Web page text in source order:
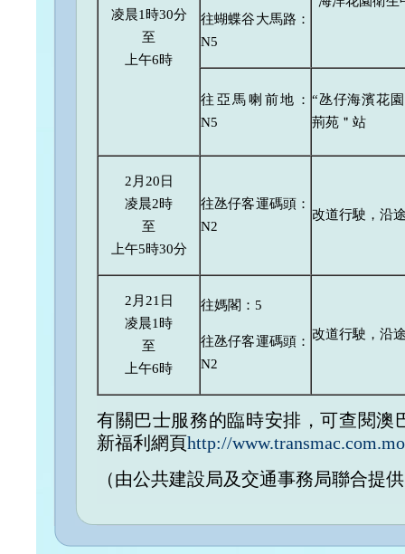
凌晨1時30分
至
上午6時
往蝴蝶谷大馬路：
N5
往亞馬喇前地：
N5
“氹仔海濱花
荊苑＂站
2月20日
凌晨2時
至
上午5時30分
往氹仔客運碼頭：
N2
改道行駛，沿
2月21日
凌晨1時
至
上午6時
往媽閣：5
往氹仔客運碼頭：
N2
改道行駛，沿
有關巴士服務的臨時安排，可查閱澳
新福利網頁http://www.transmac.com.mo
（由公共建設局及交通事務局聯合提